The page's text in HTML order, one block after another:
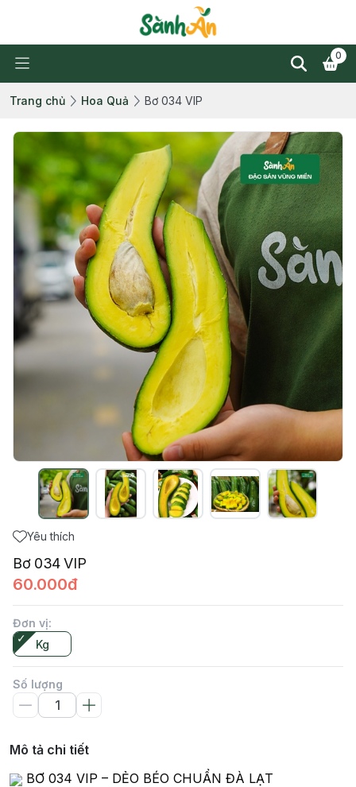
0
Trang chủ Hoa Quả Bơ 034 VIP
Yêu thích
Bơ 034 VIP
60.000đ
Đơn vị:
Kg
Số lượng
Mô tả chi tiết
BƠ 034 VIP – DẺO BÉO CHUẨN ĐÀ LẠT